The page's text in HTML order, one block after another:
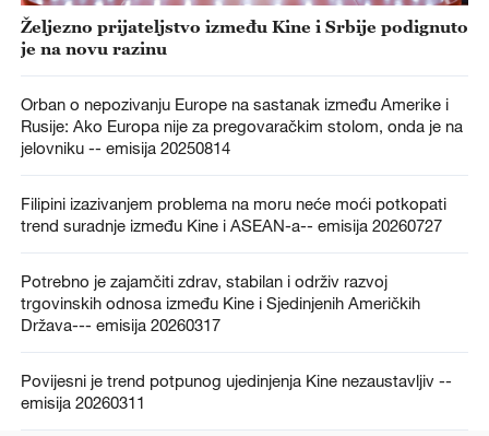
Željezno prijateljstvo između Kine i Srbije podignuto
je na novu razinu
Orban o nepozivanju Europe na sastanak između Amerike i
Rusije: Ako Europa nije za pregovaračkim stolom, onda je na
jelovniku -- emisija 20250814
Filipini izazivanjem problema na moru neće moći potkopati
trend suradnje između Kine i ASEAN-a-- emisija 20260727
Potrebno je zajamčiti zdrav, stabilan i održiv razvoj
trgovinskih odnosa između Kine i Sjedinjenih Američkih
Država--- emisija 20260317
Povijesni je trend potpunog ujedinjenja Kine nezaustavljiv --
emisija 20260311